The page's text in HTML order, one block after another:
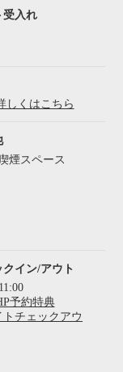
受入れ
しくはこちら
煙スペース
クイン/アウト
予約特典
トチェックアウ